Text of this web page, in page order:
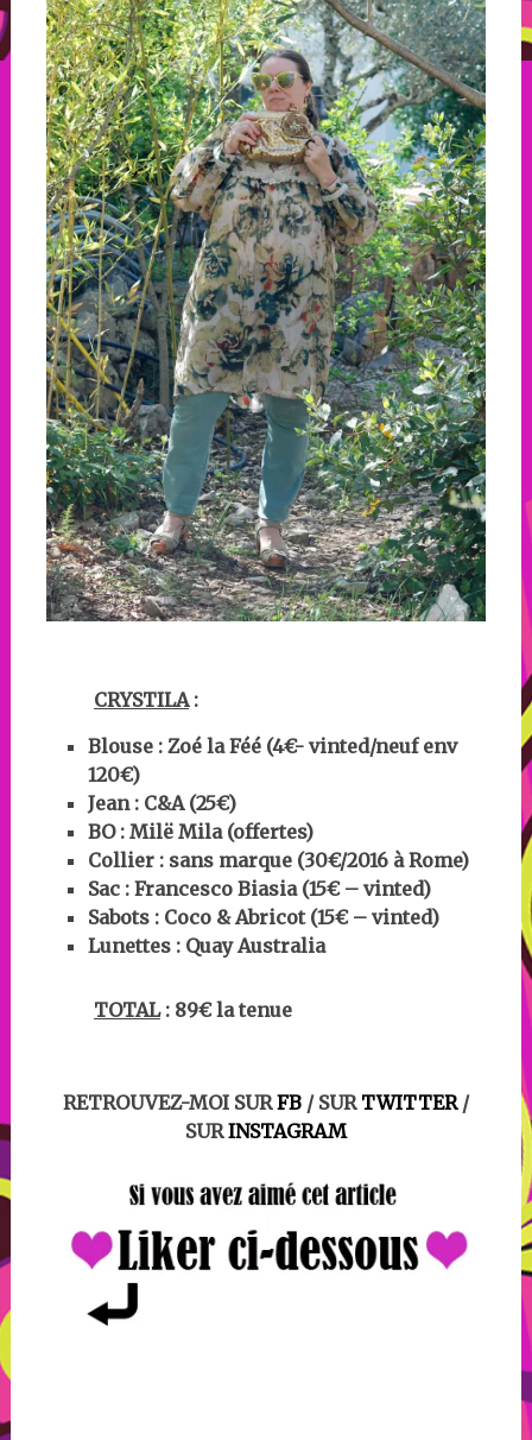
CRYSTILA:
Blouse : Zoé la Féé (4€- vinted/neuf env
120€)
Jean : C&A (25€)
BO : Milë Mila (offertes)
Collier : sans marque (30€/2016 à Rome)
Sac : Francesco Biasia(15€ – vinted)
Sabots : Coco & Abricot (15€ – vinted)
Lunettes : Quay Australia
TOTAL: 89€ la tenue
RETROUVEZ-MOI SUR FB / SUR TWITTER/
SURINSTAGRAM